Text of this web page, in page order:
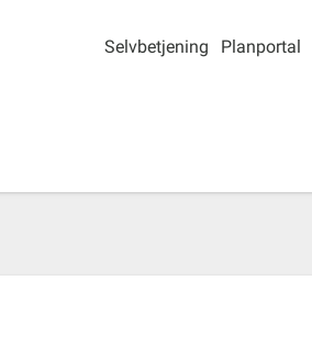
Selvbetjening Planportal